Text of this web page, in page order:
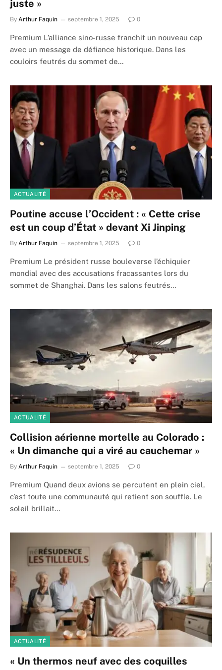
juste »
By Arthur Faquin septembre 1, 2025 0
Premium L’alliance sino-russe franchit un nouveau cap
avec un message de défiance historique. Dans les
couloirs feutrés du sommet de…
ACTUALITÉ
Poutine accuse l’Occident : « Cette crise
est un coup d’État » devant Xi Jinping
By Arthur Faquin septembre 1, 2025 0
Premium Le président russe bouleverse l’échiquier
mondial avec des accusations fracassantes lors du
sommet de Shanghai. Dans les salons feutrés…
ACTUALITÉ
Collision aérienne mortelle au Colorado :
« Un dimanche qui a viré au cauchemar »
By Arthur Faquin septembre 1, 2025 0
Premium Quand deux avions se percutent en plein ciel,
c’est toute une communauté qui retient son souffle. Le
soleil brillait…
ACTUALITÉ
« Un thermos neuf avec des coquilles